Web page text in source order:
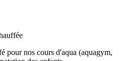
pour nos cours d'aqua (aquagym,